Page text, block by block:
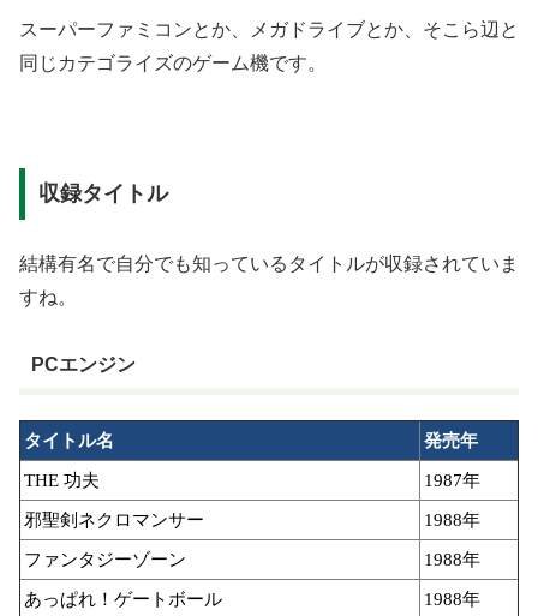
スーパーファミコンとか、メガドライブとか、そこら辺と
同じカテゴライズのゲーム機です。
収録タイトル
結構有名で自分でも知っているタイトルが収録されていま
すね。
PCエンジン
タイトル名 発売年
THE 功夫 1987年
邪聖剣ネクロマンサー 1988年
ファンタジーゾーン 1988年
あっぱれ！ゲートボール 1988年